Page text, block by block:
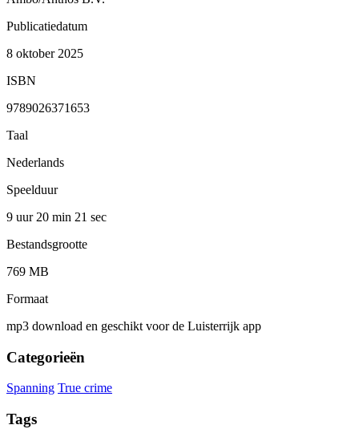
Publicatiedatum
8 oktober 2025
ISBN
9789026371653
Taal
Nederlands
Speelduur
9 uur 20 min 21 sec
Bestandsgrootte
769 MB
Formaat
mp3 download en geschikt voor de Luisterrijk app
Categorieën
Spanning True crime
Tags